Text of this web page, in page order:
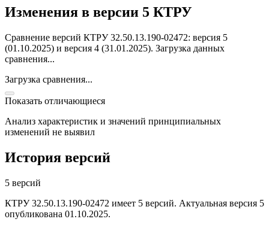
Изменения в версии 5 КТРУ
Сравнение версий КТРУ 32.50.13.190-02472: версия 5
(01.10.2025) и версия 4 (31.01.2025). Загрузка данных
сравнения...
Загрузка сравнения...
Показать отличающиеся
Анализ характеристик и значений принципиальных
изменений не выявил
История версий
5 версий
КТРУ 32.50.13.190-02472 имеет 5 версий. Актуальная версия 5
опубликована 01.10.2025.